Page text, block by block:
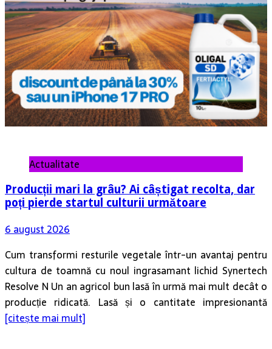
Actualitate
Producții mari la grâu? Ai câștigat recolta, dar
poți pierde startul culturii următoare
6 august 2026
Cum transformi resturile vegetale într-un avantaj pentru
cultura de toamnă cu noul ingrasamant lichid Synertech
Resolve N Un an agricol bun lasă în urmă mai mult decât o
producție ridicată. Lasă și o cantitate impresionantă
[citește mai mult]